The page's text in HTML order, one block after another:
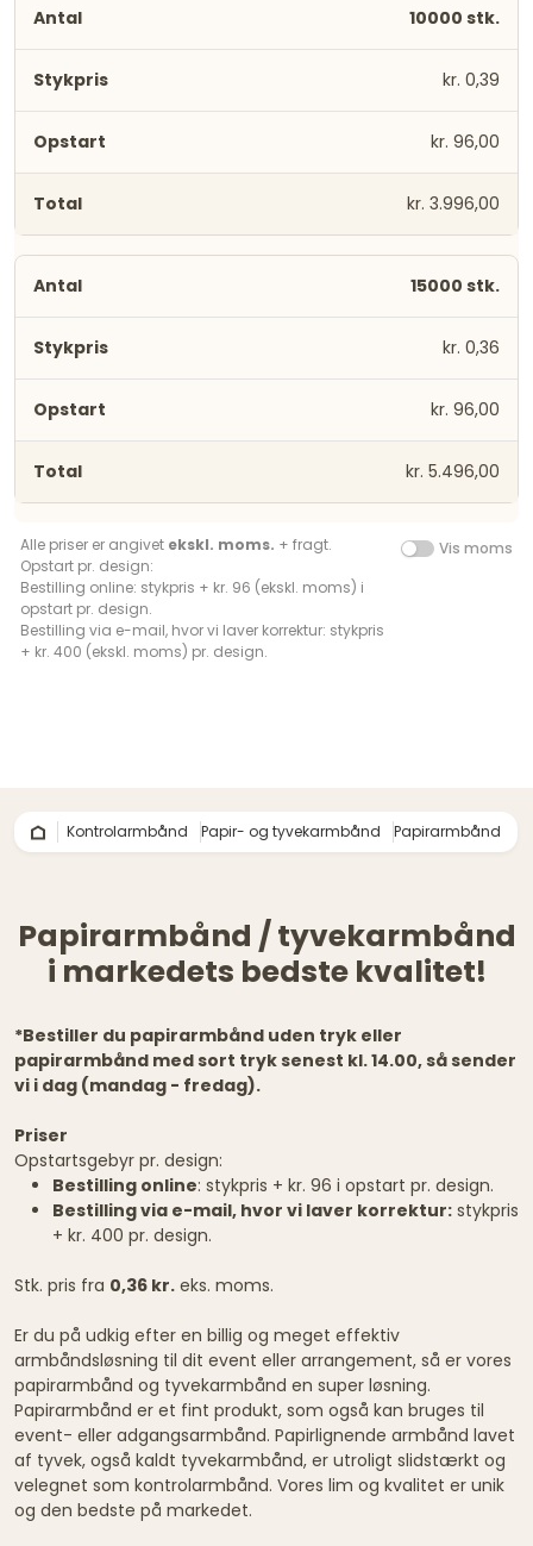
10000 stk.
kr. 0,39
kr. 96,00
kr. 3.996,00
15000 stk.
kr. 0,36
kr. 96,00
kr. 5.496,00
Alle priser er angivet ekskl. moms. + fragt.
Opstart pr. design:
Bestilling online: stykpris + kr. 96 (ekskl. moms) i
opstart pr. design.
Bestilling via e-mail, hvor vi laver korrektur: stykpris
+ kr. 400 (ekskl. moms) pr. design.
Vis moms
Kontrolarmbånd Papir- og tyvekarmbånd Papirarmbånd
Papirarmbånd / tyvekarmbånd
i markedets bedste kvalitet!
*Bestiller du papirarmbånd uden tryk eller
papirarmbånd med sort tryk senest kl. 14.00, så sender
vi i dag (mandag - fredag).
Priser
Opstartsgebyr pr. design:
Bestilling online: stykpris + kr. 96 i opstart pr. design.
Bestilling via e-mail, hvor vi laver korrektur: stykpris
+ kr. 400 pr. design.
Stk. pris fra 0,36 kr. eks. moms.
Er du på udkig efter en billig og meget effektiv
armbåndsløsning til dit event eller arrangement, så er vores
papirarmbånd og tyvekarmbånd en super løsning.
Papirarmbånd er et fint produkt, som også kan bruges til
event- eller adgangsarmbånd. Papirlignende armbånd lavet
af tyvek, også kaldt tyvekarmbånd, er utroligt slidstærkt og
velegnet som kontrolarmbånd. Vores lim og kvalitet er unik
og den bedste på markedet.